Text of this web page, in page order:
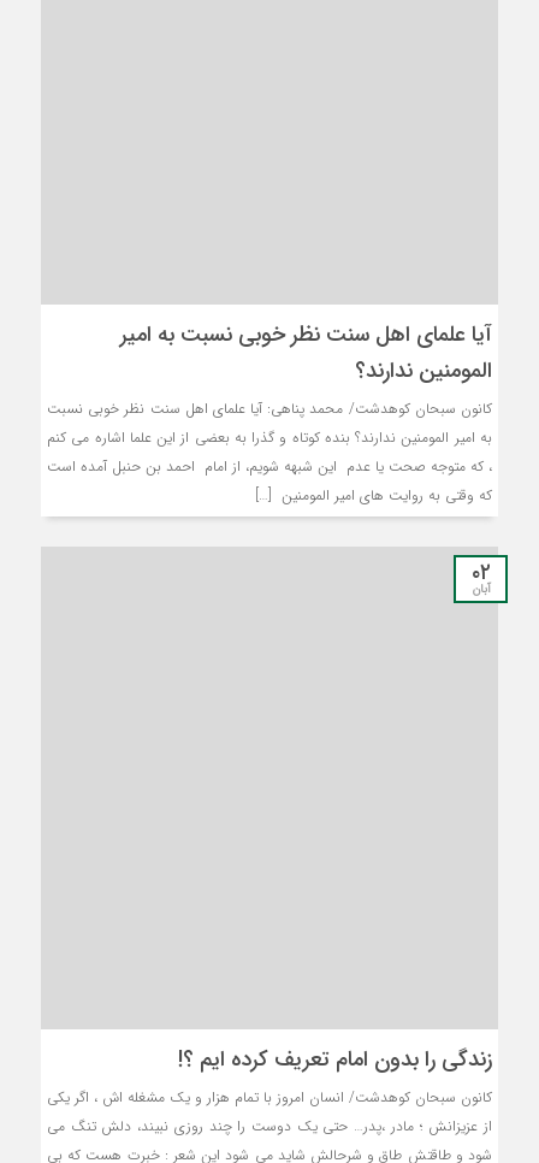
آیا علمای اهل سنت نظر خوبی نسبت به امیر
المومنین ندارند؟
کانون سبحان کوهدشت/ محمد پناهی: آیا علمای اهل سنت نظر خوبی نسبت
به امیر المومنین ندارند؟ بنده کوتاه و گذرا به بعضی از این علما اشاره می کنم
، که متوجه صحت یا عدم این شبهه شویم، از امام احمد بن حنبل آمده است
که وقتی به روایت های امیر المومنین […]
۰۲
آبان
زندگي را بدون امام تعريف كرده ايم ؟!
کانون سبحان کوهدشت/ انسان امروز با تمام هزار و يك مشغله اش ، اگر يكي
از عزيزانش ؛ مادر ،پدر… حتي يك دوست را چند روزي نبيند، دلش تنگ مي
شود و طاقتش طاق و شرحالش شايد مي شود اين شعر : خبرت هست كه بي